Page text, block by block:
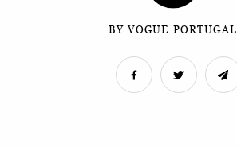
BY VOGUE PORTUGAL